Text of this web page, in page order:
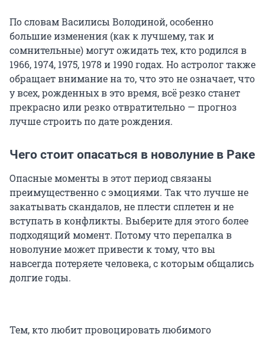
По словам Василисы Володиной, особенно
большие изменения (как к лучшему, так и
сомнительные) могут ожидать тех, кто родился в
1966, 1974, 1975, 1978 и 1990 годах. Но астролог также
обращает внимание на то, что это не означает, что
у всех, рожденных в это время, всё резко станет
прекрасно или резко отвратительно — прогноз
лучше строить по дате рождения.
Чего стоит опасаться в новолуние в Раке
Опасные моменты в этот период связаны
преимущественно с эмоциями. Так что лучше не
закатывать скандалов, не плести сплетен и не
вступать в конфликты. Выберите для этого более
подходящий момент. Потому что перепалка в
новолуние может привести к тому, что вы
навсегда потеряете человека, с которым общались
долгие годы.
Тем, кто любит провоцировать любимого